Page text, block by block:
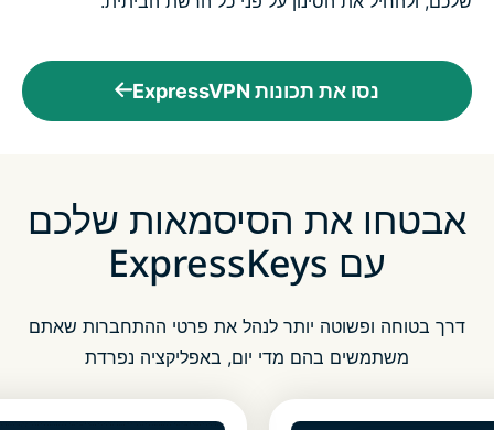
נסו את תכונות ExpressVPN
אבטחו את הסיסמאות שלכם
עם ExpressKeys
דרך בטוחה ופשוטה יותר לנהל את פרטי ההתחברות שאתם
משתמשים בהם מדי יום, באפליקציה נפרדת